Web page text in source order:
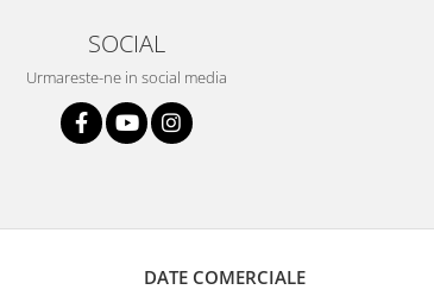
SOCIAL
Urmareste-ne in social media
DATE COMERCIALE